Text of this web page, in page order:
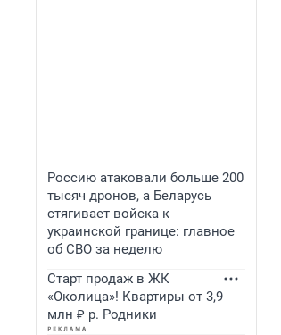
Россию атаковали больше 200
тысяч дронов, а Беларусь
стягивает войска к
украинской границе: главное
об СВО за неделю
Старт продаж в ЖК
«Околица»! Квартиры от 3,9
млн ₽ р. Родники